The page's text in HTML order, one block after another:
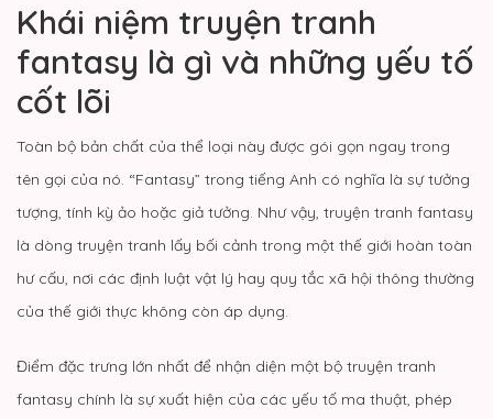
Khái niệm truyện tranh
fantasy là gì và những yếu tố
cốt lõi
Toàn bộ bản chất của thể loại này được gói gọn ngay trong
tên gọi của nó. “Fantasy” trong tiếng Anh có nghĩa là sự tưởng
tượng, tính kỳ ảo hoặc giả tưởng. Như vậy, truyện tranh fantasy
là dòng truyện tranh lấy bối cảnh trong một thế giới hoàn toàn
hư cấu, nơi các định luật vật lý hay quy tắc xã hội thông thường
của thế giới thực không còn áp dụng.
Điểm đặc trưng lớn nhất để nhận diện một bộ truyện tranh
fantasy chính là sự xuất hiện của các yếu tố ma thuật, phép